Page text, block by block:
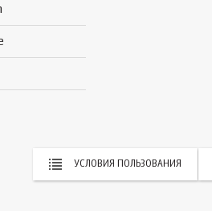
УСЛОВИЯ ПОЛЬЗОВАНИЯ